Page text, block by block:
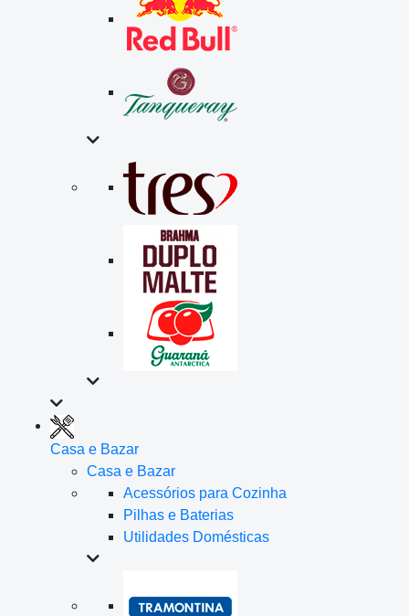
Casa e Bazar
Casa e Bazar
Acessórios para Cozinha
Pilhas e Baterias
Utilidades Domésticas